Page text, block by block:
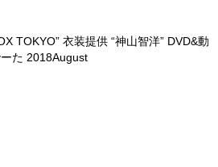
TOKYO” 衣装提供 “神山智洋” DVD&動
た 2018August